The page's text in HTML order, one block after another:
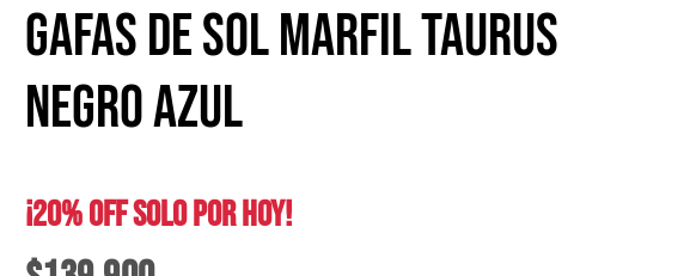
GAFAS DE SOL MARFIL TAURUS
NEGRO AZUL
¡20% OFF SOLO POR HOY!